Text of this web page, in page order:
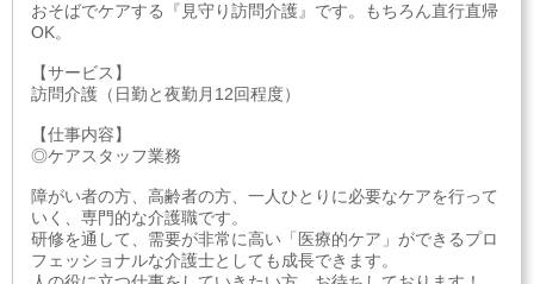
おそばでケアする『見守り訪問介護』です。もちろん直行直帰
OK。
【サービス】
訪問介護（日勤と夜勤月12回程度）
【仕事内容】
◎ケアスタッフ業務
障がい者の方、高齢者の方、一人ひとりに必要なケアを行って
いく、専門的な介護職です。
研修を通して、需要が非常に高い「医療的ケア」ができるプロ
フェッショナルな介護士としても成長できます。